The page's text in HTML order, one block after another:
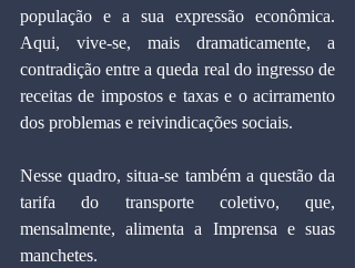
população e a sua expressão econômica.
Aqui, vive-se, mais dramaticamente, a
contradição entre a queda real do ingresso de
receitas de impostos e taxas e o acirramento
dos problemas e reivindicações sociais.
Nesse quadro, situa-se também a questão da
tarifa do transporte coletivo, que,
mensalmente, alimenta a Imprensa e suas
manchetes.